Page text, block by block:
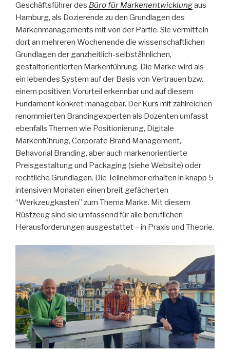
Geschäftsführer des Büro für Markenentwicklungaus
Hamburg, als Dozierende zu den Grundlagen des
Markenmanagements mit von der Partie. Sie vermitteln
dort an mehreren Wochenende die wissenschaftlichen
Grundlagen der ganzheitlich-selbstähnlichen,
gestaltorientierten Markenführung. Die Marke wird als
ein lebendes System auf der Basis von Vertrauen bzw.
einem positiven Vorurteil erkennbar und auf diesem
Fundament konkret managebar. Der Kurs mit zahlreichen
renommierten Brandingexperten als Dozenten umfasst
ebenfalls Themen wie Positionierung, Digitale
Markenführung, Corporate Brand Management,
Behavorial Branding, aber auch markenorientierte
Preisgestaltung und Packaging (siehe Website) oder
rechtliche Grundlagen. Die Teilnehmer erhalten in knapp 5
intensiven Monaten einen breit gefächerten
“Werkzeugkasten” zum Thema Marke. Mit diesem
Rüstzeug sind sie umfassend für alle beruflichen
Herausforderungen ausgestattet – in Praxis und Theorie.